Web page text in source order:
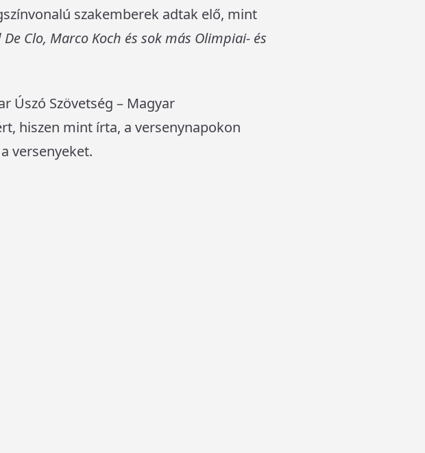
szakemberek adtak elő, mint
De Clo, Marco Koch és sok más Olimpiai- és
Úszó Szövetség – Magyar
hiszen mint írta, a versenynapokon
versenyeket.